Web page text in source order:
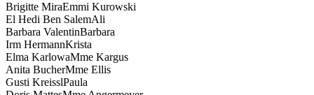
Brigitte MiraEmmi Kurowski
El Hedi Ben SalemAli
Barbara ValentinBarbara
Irm HermannKrista
Elma KarlowaMme Kargus
Anita BucherMme Ellis
Gusti KreisslPaula